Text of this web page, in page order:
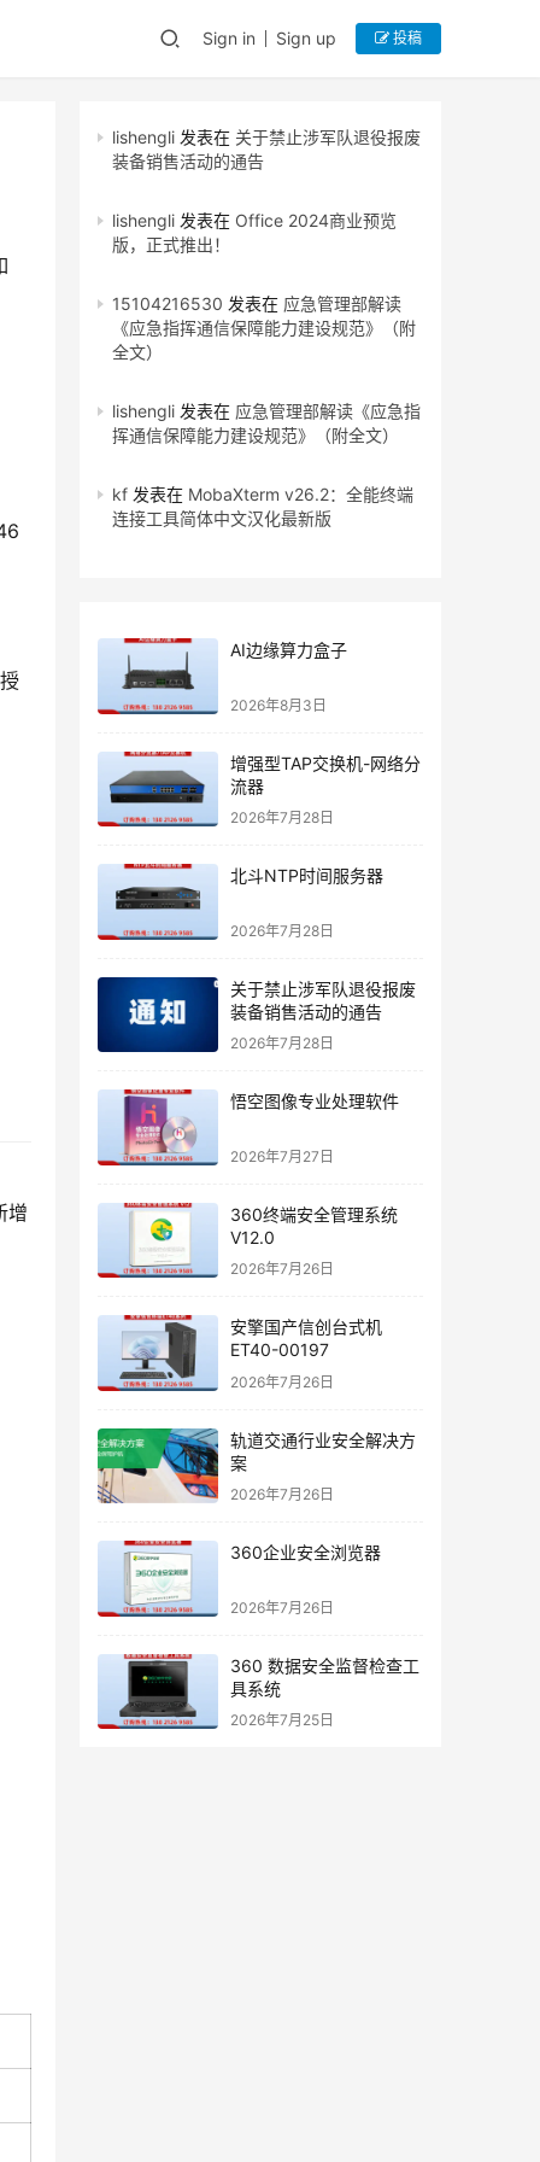
Sign in Sign up 投稿
增
lishengli 发表在 关于禁止涉军队退役报废
装备销售活动的通告
lishengli 发表在 Office 2024商业预览
版，正式推出！
15104216530 发表在 应急管理部解读
《应急指挥通信保障能力建设规范》（附
全文）
lishengli 发表在 应急管理部解读《应急指
挥通信保障能力建设规范》（附全文）
kf 发表在 MobaXterm v26.2：全能终端
连接工具简体中文汉化最新版
AI边缘算力盒子
2026年8月3日
增强型TAP交换机-网络分
流器
2026年7月28日
北斗NTP时间服务器
2026年7月28日
关于禁止涉军队退役报废
装备销售活动的通告
2026年7月28日
悟空图像专业处理软件
2026年7月27日
360终端安全管理系统
V12.0
2026年7月26日
安擎国产信创台式机
ET40-00197
2026年7月26日
轨道交通行业安全解决方
案
2026年7月26日
360企业安全浏览器
2026年7月26日
360 数据安全监督检查工
具系统
2026年7月25日